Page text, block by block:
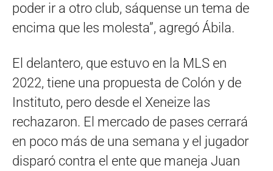
poder ir a otro club, sáquense un tema de
encima que les molesta”, agregó Ábila.
El delantero, que estuvo en la MLS en
2022, tiene una propuesta de Colón y de
Instituto, pero desde el Xeneize las
rechazaron. El mercado de pases cerrará
en poco más de una semana y el jugador
disparó contra el ente que maneja Juan